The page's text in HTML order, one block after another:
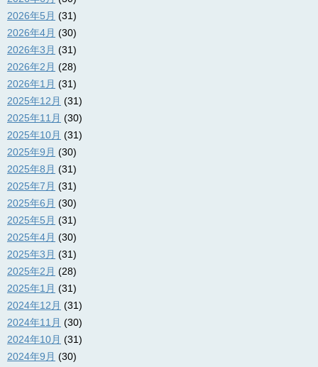
2026年5月 (31)
2026年4月 (30)
2026年3月 (31)
2026年2月 (28)
2026年1月 (31)
2025年12月 (31)
2025年11月 (30)
2025年10月 (31)
2025年9月 (30)
2025年8月 (31)
2025年7月 (31)
2025年6月 (30)
2025年5月 (31)
2025年4月 (30)
2025年3月 (31)
2025年2月 (28)
2025年1月 (31)
2024年12月 (31)
2024年11月 (30)
2024年10月 (31)
2024年9月 (30)